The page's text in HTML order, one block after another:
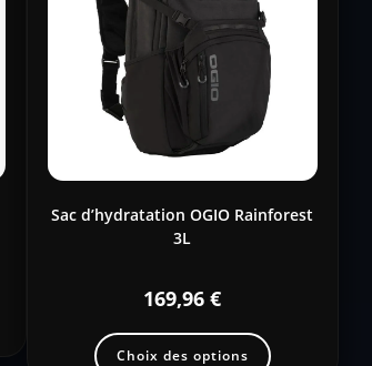
Sac d’hydratation OGIO Rainforest
3L
169,96€
Choix des options